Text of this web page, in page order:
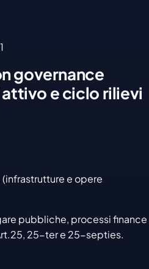
governance
e ciclo rilievi
e opere
pubbliche, processi finance
25-ter e 25-septies.